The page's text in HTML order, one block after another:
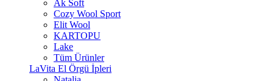
Ak Soft
Cozy Wool Sport
Elit Wool
KARTOPU
Lake
Tüm Ürünler
LaVita El Örgü İpleri